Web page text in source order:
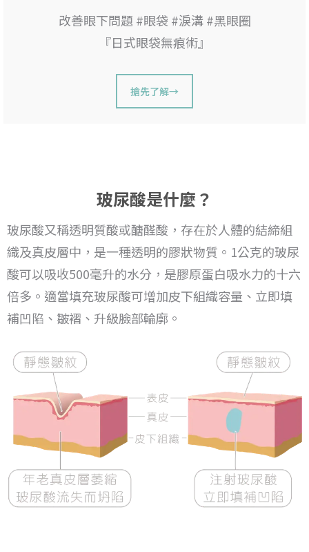
改善眼下問題 #眼袋 #淚溝 #黑眼圈
『日式眼袋無痕術』
搶先了解→
玻尿酸是什麼？
玻尿酸又稱透明質酸或醣醛酸，存在於人體的結締組
織及真皮層中，是一種透明的膠狀物質。 1公克的玻尿
酸可以吸收500毫升的水分，是膠原蛋白吸水力的十六
倍多。 適當填充玻尿酸可增加皮下組織容量、立即填
補凹陷、皺褶、升級臉部輪廓。